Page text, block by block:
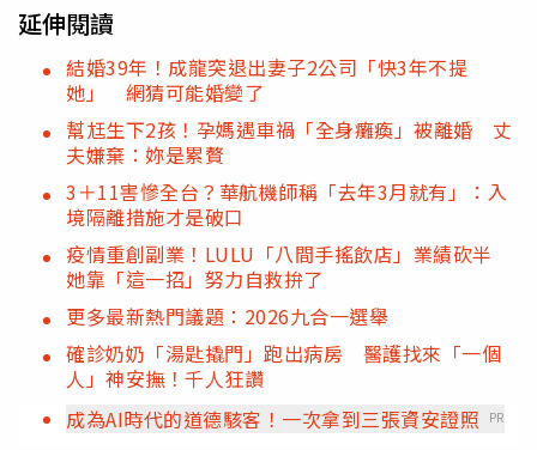
延伸閱讀
結婚39年！成龍突退出妻子2公司「快3年不提
她」 網猜可能婚變了
幫尪生下2孩！孕媽遇車禍「全身癱瘓」被離婚 丈
夫嫌棄：妳是累贅
3＋11害慘全台？華航機師稱「去年3月就有」：入
境隔離措施才是破口
疫情重創副業！LULU「八間手搖飲店」業績砍半
她靠「這一招」努力自救拚了
更多最新熱門議題：2026九合一選舉
確診奶奶「湯匙撬門」跑出病房 醫護找來「一個
人」神安撫！千人狂讚
成為AI時代的道德駭客！一次拿到三張資安證照
PR